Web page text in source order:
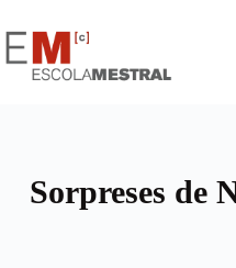
Sorpreses de